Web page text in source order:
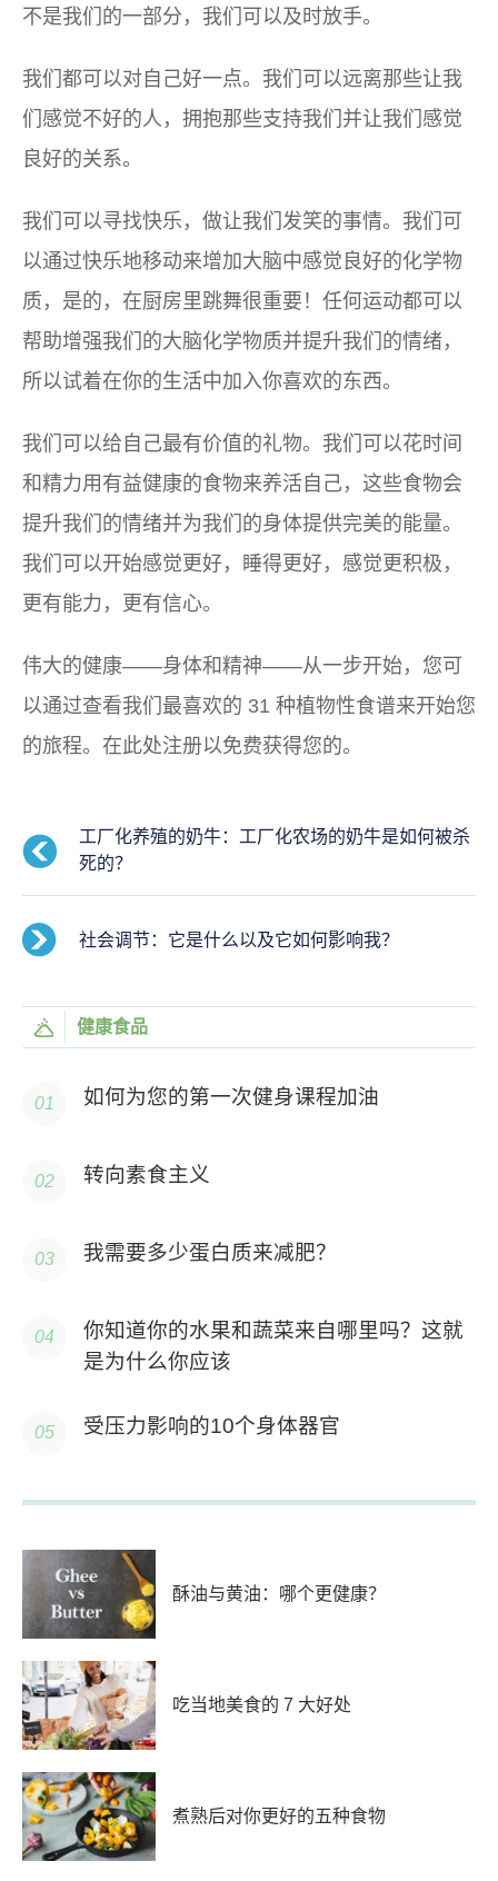
不是我们的一部分，我们可以及时放手。
我们都可以对自己好一点。我们可以远离那些让我
们感觉不好的人，拥抱那些支持我们并让我们感觉
良好的关系。
我们可以寻找快乐，做让我们发笑的事情。我们可
以通过快乐地移动来增加大脑中感觉良好的化学物
质，是的，在厨房里跳舞很重要！任何运动都可以
帮助增强我们的大脑化学物质并提升我们的情绪，
所以试着在你的生活中加入你喜欢的东西。
我们可以给自己最有价值的礼物。我们可以花时间
和精力用有益健康的食物来养活自己，这些食物会
提升我们的情绪并为我们的身体提供完美的能量。
我们可以开始感觉更好，睡得更好，感觉更积极，
更有能力，更有信心。
伟大的健康——身体和精神——从一步开始，您可
以通过查看我们最喜欢的 31 种植物性食谱来开始您
的旅程。在此处注册以免费获得您的。
工厂化养殖的奶牛：工厂化农场的奶牛是如何被杀
死的？
社会调节：它是什么以及它如何影响我？
健康食品
如何为您的第一次健身课程加油
转向素食主义
我需要多少蛋白质来减肥？
你知道你的水果和蔬菜来自哪里吗？这就
是为什么你应该
受压力影响的10个身体器官
酥油与黄油：哪个更健康？
吃当地美食的 7 大好处
煮熟后对你更好的五种食物